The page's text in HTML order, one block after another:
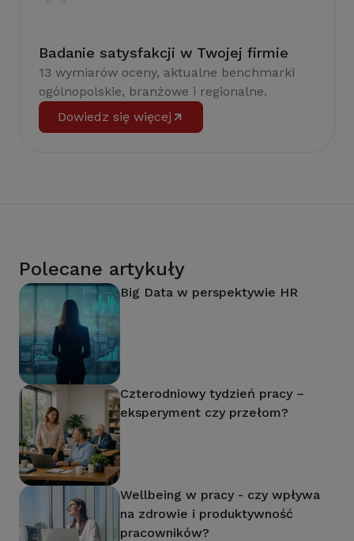
Badanie satysfakcji w Twojej firmie
13 wymiarów oceny, aktualne benchmarki
ogólnopolskie, branżowe i regionalne.
Dowiedz się więcej
Polecane artykuły
Big Data w perspektywie HR
Czterodniowy tydzień pracy –
eksperyment czy przełom?
Wellbeing w pracy - czy wpływa
na zdrowie i produktywność
pracowników?